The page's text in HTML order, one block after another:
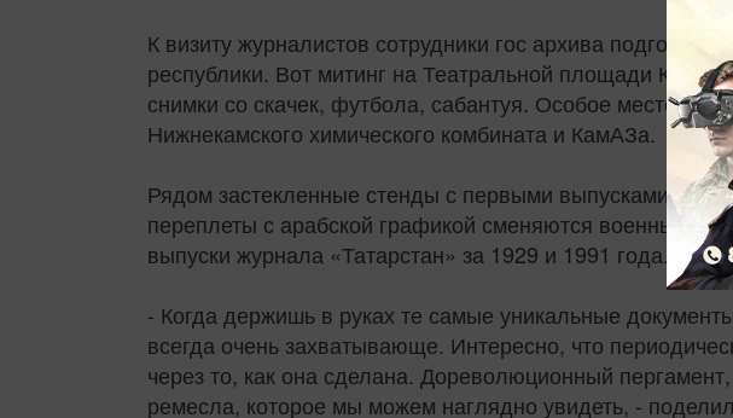
К визиту журналистов сотрудники гос архива
республики. Вот митинг на Театральной площади
снимки со скачек, футбола, сабантуя. Особое место в
Нижнекамского химического комбината и КамАЗа.
Рядом застекленные стенды с первыми выпусками
переплеты с арабской графикой сменяются военными
выпуски журнала «Татарстан» за 1929 и 1991 года.
- Когда держишь в руках те самые уникальные
всегда очень захватывающе. Интересно, что
через то, как она сделана. Дореволюционный
ремесла, которое мы можем наглядно увидеть, -